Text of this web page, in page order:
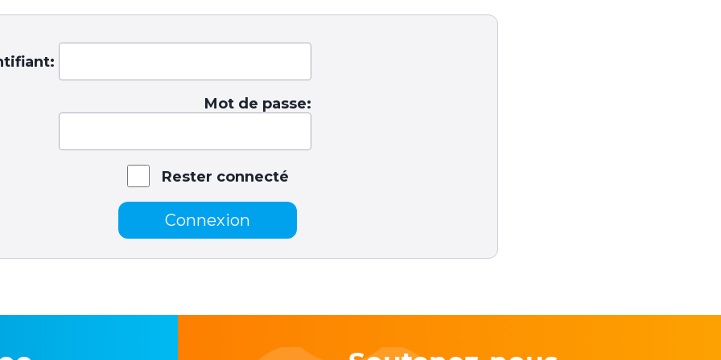
Mot de passe:
Rester connecté
Connexion